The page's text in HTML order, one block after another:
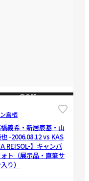
CLOSE
鳥栖
橋義希・新居辰基・山
-2006.08.12 vs KAS
REISOL-】キャンバ
ォト（展示品・直筆サ
り）